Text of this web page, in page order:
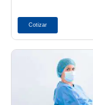
Cotizar